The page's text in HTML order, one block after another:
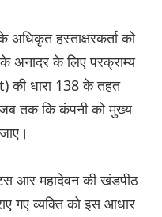
अधिकृत हस्ताक्षरकर्ता को
अनादर के लिए परक्राम्य
की धारा 138 के तहत
जब तक कि कंपनी को मुख्य
आर महादेवन की खंडपीठ
गए व्यक्ति को इस आधार